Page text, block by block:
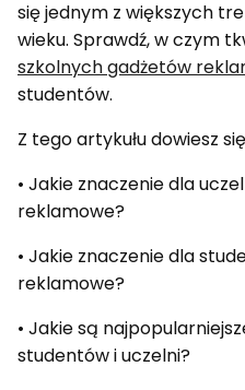
się jednym z większych
wieku. Sprawdź, w czym
szkolnych gadżetów
studentów.
Z tego artykułu dowiesz
• Jakie znaczenie dla
reklamowe?
• Jakie znaczenie dla
reklamowe?
• Jakie są
studentów i uczelni?